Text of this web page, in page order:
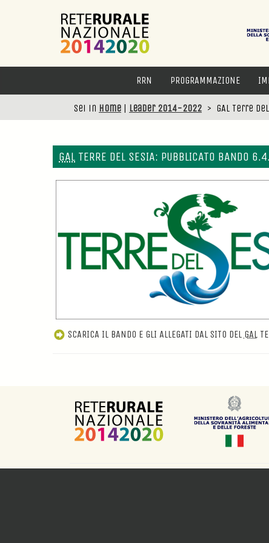
RRN PROGRAMMAZIONE
Sei in Home | Leader 2014-2022 > GAL Terre
GAL TERRE DEL SESIA: PUBBLICATO BANDO
SCARICA IL BANDO E GLI ALLEGATI DAL SITO DEL GAL